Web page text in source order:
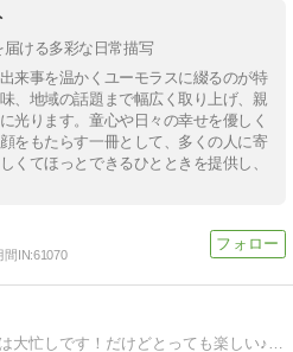
ける多彩な日常描写
来事を温かくユーモラスに綴るのが特
、地域の話題まで幅広く取り上げ、親
光ります。童心や日々の幸せを優しく
をもたらす一冊として、多くの人に寄
くてほっとできるひとときを提供し、
間IN:61070